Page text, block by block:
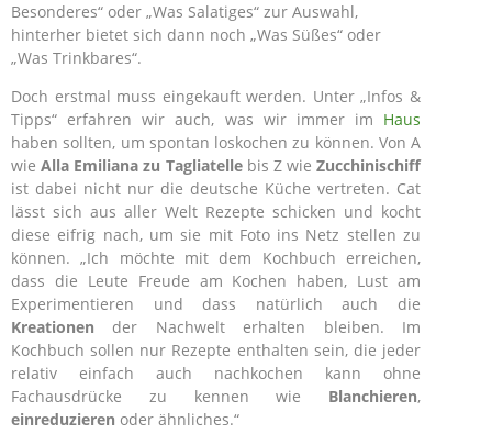
Besonderes“ oder „Was Salatiges“ zur Auswahl,
hinterher bietet sich dann noch „Was Süßes“ oder
„Was Trinkbares“.
Doch erstmal muss eingekauft werden. Unter „Infos &
Tipps“ erfahren wir auch, was wir immer im Haus
haben sollten, um spontan loskochen zu können. Von A
wieAlla Emiliana zu Tagliatelle bis Z wie Zucchinischiff
ist dabei nicht nur die deutsche Küche vertreten. Cat
lässt sich aus aller Welt Rezepte schicken und kocht
diese eifrig nach, um sie mit Foto ins Netz stellen zu
können. „Ich möchte mit dem Kochbuch erreichen,
dass die Leute Freude am Kochen haben, Lust am
Experimentieren und dass natürlich auch die
Kreationen der Nachwelt erhalten bleiben. Im
Kochbuch sollen nur Rezepte enthalten sein, die jeder
relativ einfach auch nachkochen kann ohne
Fachausdrücke zu kennen wie Blanchieren,
einreduzieren oder ähnliches.“